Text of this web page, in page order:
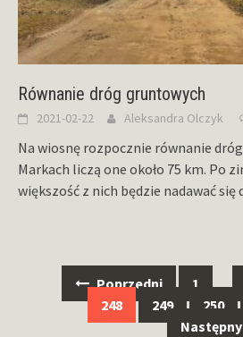
Równanie dróg gruntowych
2021-02-22 Aleksandra Olczyk
Na wiosnę rozpocznie równanie
Markach liczą one około 75 km. Po
większość z nich będzie nadawać się
NawigacjaPoprzedni 1 …
248
249 250
Następny